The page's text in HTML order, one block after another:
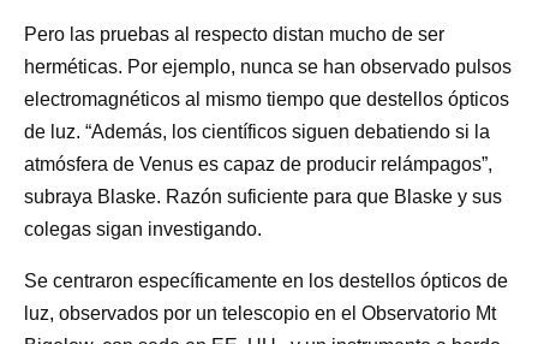
Pero las pruebas al respecto distan mucho de ser
herméticas. Por ejemplo, nunca se han observado pulsos
electromagnéticos al mismo tiempo que destellos ópticos
de luz. “Además, los científicos siguen debatiendo si la
atmósfera de Venus es capaz de producir relámpagos”,
subraya Blaske. Razón suficiente para que Blaske y sus
colegas sigan investigando.
Se centraron específicamente en los destellos ópticos de
luz, observados por un telescopio en el Observatorio Mt